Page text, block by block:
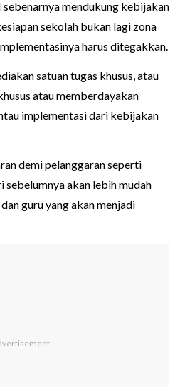
sebenarnya mendukung kebijakan
sekolah bukan lagi zona
harus ditegakkan.
satuan tugas khusus, atau
atau memberdayakan
implementasi dari kebijakan
demi pelanggaran seperti
akan lebih mudah
guru yang akan menjadi